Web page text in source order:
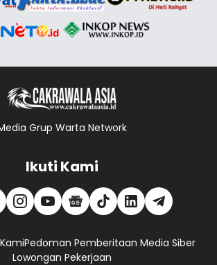
Grup Warta Network
Ikuti Kami
Pedoman Pemberitaan Media Siber
Lowongan Pekerjaan